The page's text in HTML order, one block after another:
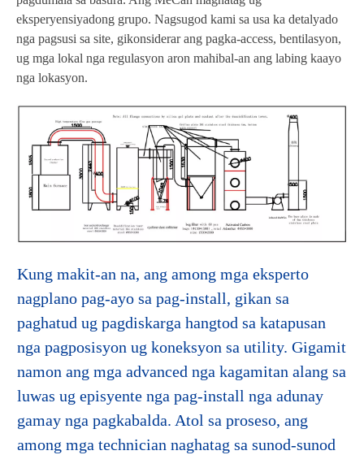
eksperyensiyadong grupo. Nagsugod kami sa usa ka detalyado
nga pagsusi sa site, gikonsiderar ang pagka-access, bentilasyon,
ug mga lokal nga regulasyon aron mahibal-an ang labing kaayo
nga lokasyon.
Kung makit-an na, ang among mga eksperto
nagplano pag-ayo sa pag-install, gikan sa
paghatud ug pagdiskarga hangtod sa katapusan
nga pagposisyon ug koneksyon sa utility. Gigamit
namon ang mga advanced nga kagamitan alang sa
luwas ug episyente nga pag-install nga adunay
gamay nga pagkabalda. Atol sa proseso, ang
among mga technician naghatag sa sunod-sunod